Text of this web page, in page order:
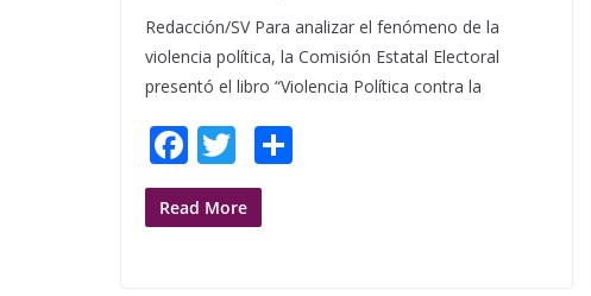
Redacción/SV Para analizar el fenómeno de la
violencia política, la Comisión Estatal Electoral
presentó el libro “Violencia Política contra la
F
ac
e
T
w
itt
Read More